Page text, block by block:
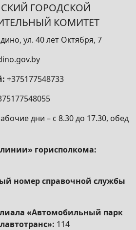
ГОРОДСКОЙ
КОМИТЕТ
ул. 40 лет Октября, 7
+375177548733
дни – с 8.30 до 17.30, обед
горисполкома:
номер справочной службы
«Автомобильный парк
114